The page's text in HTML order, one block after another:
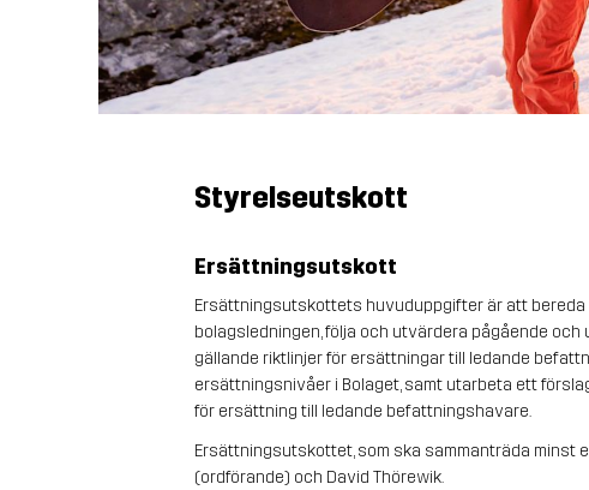
Styrelseutskott
Ersättningsutskott
Ersättningsutskottets huvuduppgifter är att
bolagsledningen, följa och utvärdera pågående
gällande riktlinjer för ersättningar till ledande
ersättningsnivåer i Bolaget, samt utarbeta ett
för ersättning till ledande befattningshavare.
Ersättningsutskottet, som ska sammanträda minst
(ordförande) och David Thörewik.